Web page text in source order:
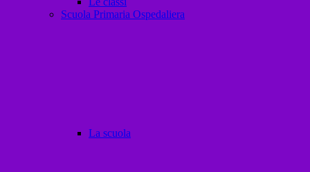
Scuola Primaria Ospedaliera
La scuola